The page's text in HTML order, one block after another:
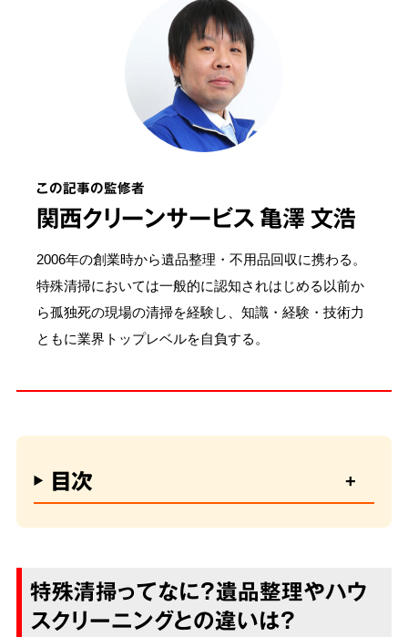
この記事の監修者
関西クリーンサービス 亀澤 文浩
2006年の創業時から遺品整理・不用品回収に携わる。
特殊清掃においては一般的に認知されはじめる以前か
ら孤独死の現場の清掃を経験し、知識・経験・技術力
ともに業界トップレベルを自負する。
目次
特殊清掃ってなに？遺品整理やハウ
スクリーニングとの違いは？